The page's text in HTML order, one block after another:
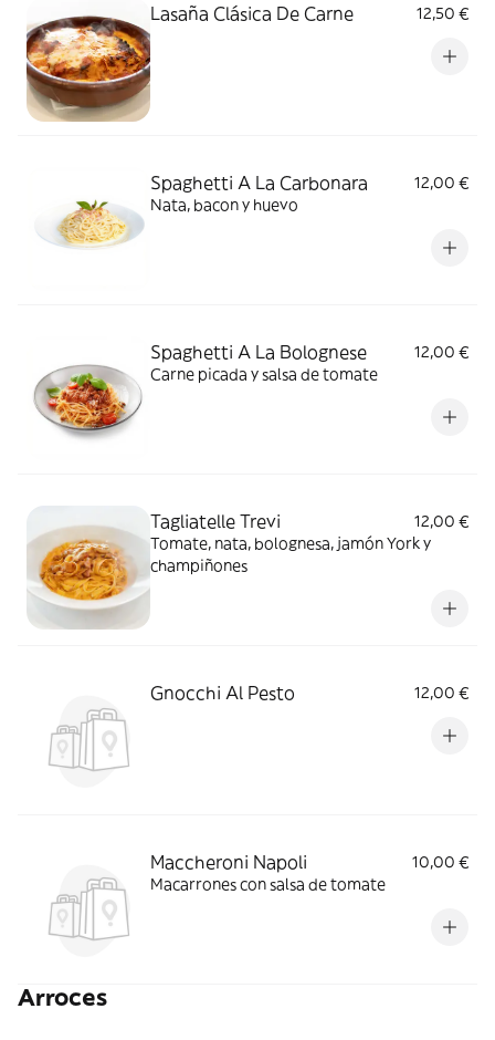
Lasaña Clásica De Carne 12,50 €
Spaghetti A La Carbonara
12,00 €
Nata, bacon y huevo
Spaghetti A La Bolognese
12,00 €
Carne picada y salsa de tomate
Tagliatelle Trevi
12,00 €
Tomate, nata, bolognesa, jamón York y
champiñones
Gnocchi Al Pesto 12,00 €
Maccheroni Napoli
10,00 €
Macarrones con salsa de tomate
Arroces